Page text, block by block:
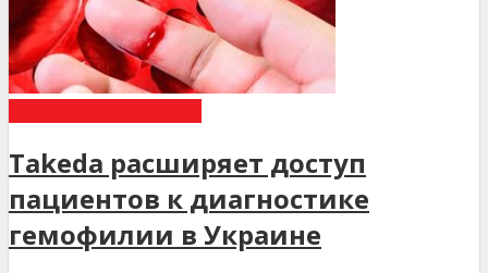
Takeda расширяет доступ
пациентов к диагностике
гемофилии в Украине